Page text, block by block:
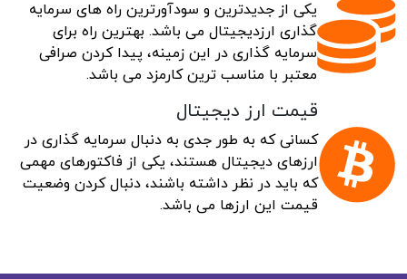
یکی از جدیدترین و سودآورترین راه های سرمایه
گذاری ارزدیجیتال می باشد. بهترین راه برای
سرمایه گذاری در این زمینه، پیدا کردن صرافی
معتبر با مناسب ترین کارمزد می باشد.
قیمت ارز دیجیتال
کسانی که به طور جدی به دنبال سرمایه گذاری در
ارزهای دیجیتال هستند، یکی از فاکتورهای مهمی
که باید در نظر داشته باشند، دنبال کردن وضعیت
قیمت این ارزها می باشد.